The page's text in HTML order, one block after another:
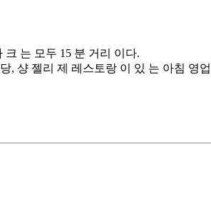
는 모두 15 분 거리 이다.
샹 젤리 제 레스토랑 이 있 는 아침 영업